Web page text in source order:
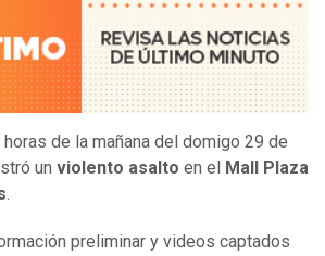
de la mañana del domigo 29 de
un violento asalto en el
Mall Plaza
.
preliminar y videos captados